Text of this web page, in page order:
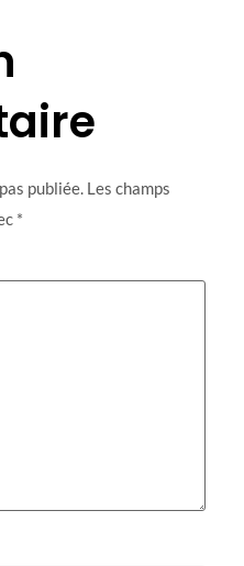
publiée. Les champs
*